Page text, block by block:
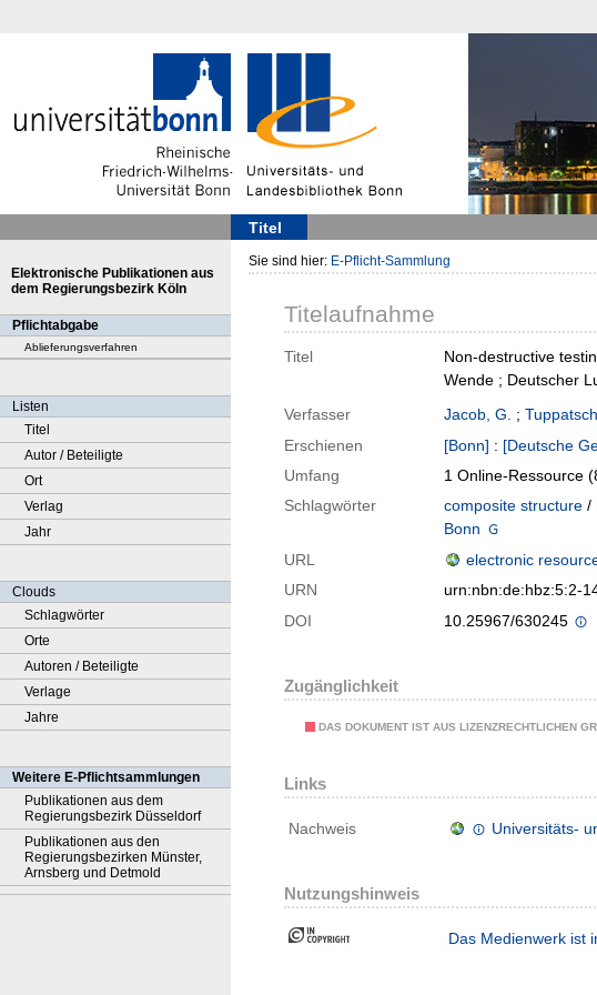
Titel
Elektronische Publikationen aus
dem Regierungsbezirk Köln
Pflichtabgabe
Ablieferungsverfahren
Listen
Titel
Autor / Beteiligte
Ort
Verlag
Jahr
Clouds
Schlagwörter
Orte
Autoren / Beteiligte
Verlage
Jahre
Weitere E-Pflichtsammlungen
Publikationen aus dem
Regierungsbezirk Düsseldorf
Publikationen aus den
Regierungsbezirken Münster,
Arnsberg und Detmold
Sie sind hier: E-Pflicht-Sammlung
Titelaufnahme
Titel
Non-destructive
Wende ; Deutscher
Verfasser
Jacob, G. ;
Erschienen
[Bonn] : [Deutsche
Umfang
1 Online-Ressource
Schlagwörter
composite structure /
Bonn
URL
electronic
URN
urn:nbn:de:hbz:5:2-
DOI
10.25967/630245
Zugänglichkeit
DAS DOKUMENT IST AUS LIZENZRECHTLICHEN
Links
Nachweis Universitäts-
Nutzungshinweis
Das Medienwerk ist